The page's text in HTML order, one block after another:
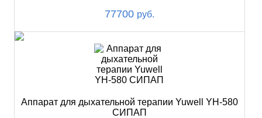
77700 руб.
Аппарат для дыхательной терапии Yuwell YH-580
СИПАП